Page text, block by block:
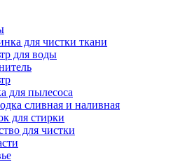
для чистки ткани
для воды
для пылесоса
сливная и наливная
для стирки
для чистки